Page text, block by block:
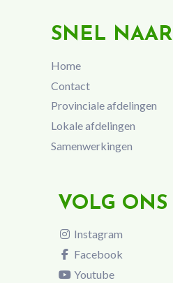
SNEL NAAR
Home
Contact
Provinciale afdelingen
Lokale afdelingen
Samenwerkingen
VOLG ONS
Instagram
Facebook
Youtube